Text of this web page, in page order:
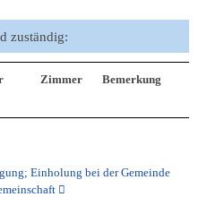
zuständig:
Zimmer
Bemerkung
Einholung bei der Gemeinde